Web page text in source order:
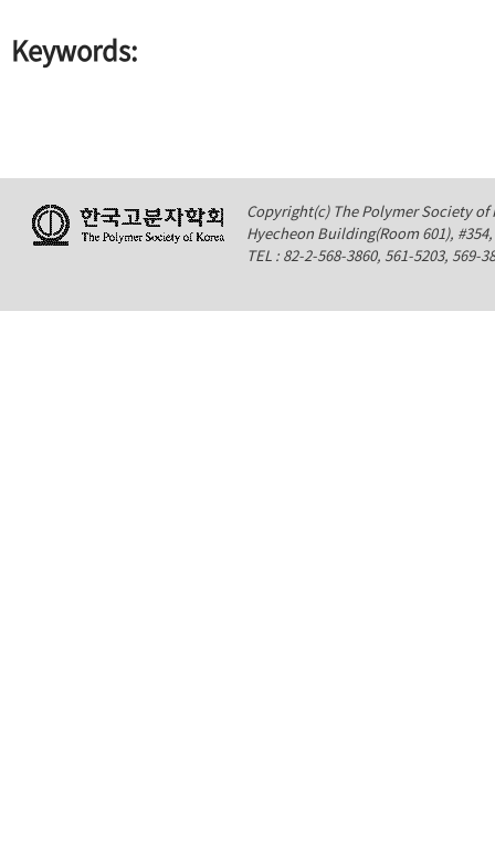
Keywords:
Copyright(c) The Polymer Society of
Hyecheon Building(Room 601),
TEL : 82-2-568-3860, 561-5203,